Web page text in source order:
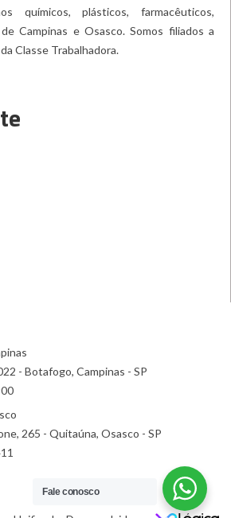
químicos, plásticos, farmacêuticos,
Campinas e Osasco. Somos filiados a
Classe Trabalhadora.
- Botafogo, Campinas - SP
265 - Quitaúna, Osasco - SP
Fale conosco